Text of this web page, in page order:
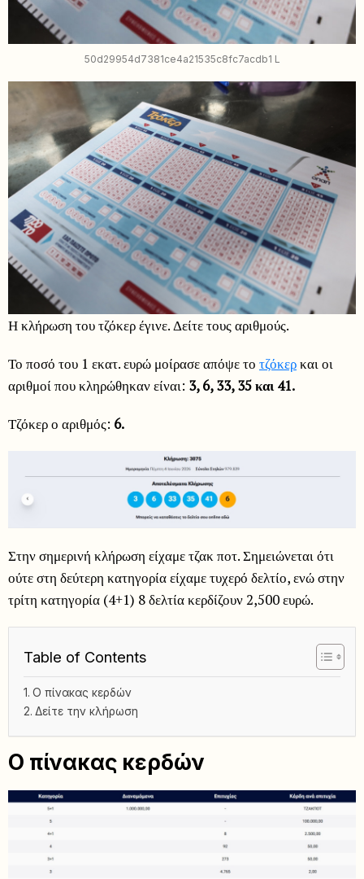
50d29954d7381ce4a21535c8fc7acdb1 L
Η κλήρωση του τζόκερ έγινε. Δείτε τους αριθμούς.
Το ποσό του 1 εκατ. ευρώ μοίρασε απόψε το τζόκερκαι οι
αριθμοί που κληρώθηκαν είναι: 3, 6, 33, 35 και 41.
Τζόκερ ο αριθμός: 6.
Στην σημερινή κλήρωση είχαμε τζακ ποτ. Σημειώνεται ότι
ούτε στη δεύτερη κατηγορία είχαμε τυχερό δελτίο, ενώ στην
τρίτη κατηγορία (4+1) 8 δελτία κερδίζουν 2,500 ευρώ.
Table of Contents
Ο πίνακας κερδών
Δείτε την κλήρωση
Ο πίνακας κερδών